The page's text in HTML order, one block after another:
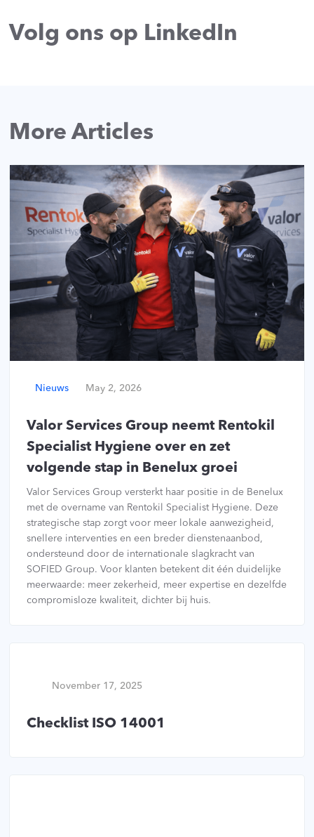
Volg ons op LinkedIn
More Articles
Nieuws May 2, 2026
Valor Services Group neemt Rentokil
Specialist Hygiene over en zet
volgende stap in Benelux groei
Valor Services Group versterkt haar positie in de Benelux
met de overname van Rentokil Specialist Hygiene. Deze
strategische stap zorgt voor meer lokale aanwezigheid,
snellere interventies en een breder dienstenaanbod,
ondersteund door de internationale slagkracht van
SOFIED Group. Voor klanten betekent dit één duidelijke
meerwaarde: meer zekerheid, meer expertise en dezelfde
compromisloze kwaliteit, dichter bij huis.
November 17, 2025
Checklist ISO 14001